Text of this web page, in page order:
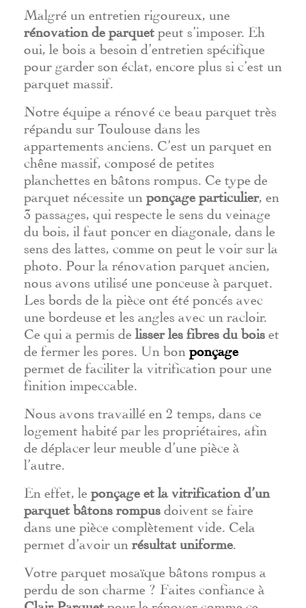
Malgré un entretien rigoureux, une
rénovation de parquet peut s’imposer. Eh
oui, le bois a besoin d’entretien spécifique
pour garder son éclat, encore plus si c’est un
parquet massif.
Notre équipe a rénové ce beau parquet très
répandu sur Toulouse dans les
appartements anciens. C’est un parquet en
chêne massif, composé de petites
planchettes en bâtons rompus. Ce type de
parquet nécessite un ponçage particulier
3 passages, qui respecte le sens du veinage
du bois, il faut poncer en diagonale, dans le
sens des lattes, comme on peut le voir sur la
photo . Pour la rénovation parquet ancien,
nous avons utilisé une ponceuse à parquet.
Les bords de la pièce ont été poncés avec
une bordeuse et les angles avec un racloir.
Ce qui a permis de lisser les fibres du bois et
de fermer les pores. Un bon ponçage
permet de faciliter la vitrification pour une
finition impeccable.
Nous avons travaillé en 2 temps, dans ce
logement habité par les propriétaires, afin
de déplacer leur meuble d’une pièce à
l’autre.
En effet, le ponçage et la vitrification d’un
parquet bâtons rompus doivent se faire
dans une pièce complètement vide. Cela
permet d’avoir un résultat uniforme
Votre parquet mosaïque bâtons rompus a
perdu de son charme ? Faites confiance à
Clair Parquet pour le rénover comme ce